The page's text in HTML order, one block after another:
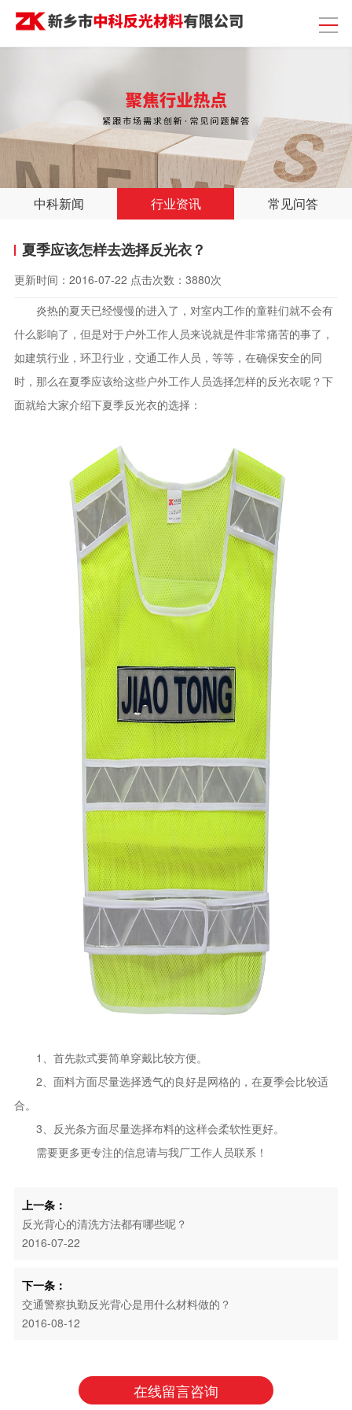
中科新闻 行业资讯 常见问答
夏季应该怎样去选择反光衣？
更新时间： 2016-07-22 点击次数： 3880次
炎热的夏天已经慢慢的进入了，对室内工作的童鞋们就不会有
什么影响了，但是对于户外工作人员来说就是件非常痛苦的事了，
如建筑行业，环卫行业，交通工作人员，等等，在确保安全的同
时，那么在夏季应该给这些户外工作人员选择怎样的反光衣呢？下
面就给大家介绍下夏季反光衣的选择：
1、首先款式要简单穿戴比较方便。
2、面料方面尽量选择透气的良好是网格的，在夏季会比较适
合。
3、反光条方面尽量选择布料的这样会柔软性更好。
需要更多更专注的信息请与我厂工作人员联系！
上一条：
反光背心的清洗方法都有哪些呢？
2016-07-22
下一条：
交通警察执勤反光背心是用什么材料做的？
2016-08-12
在线留言咨询